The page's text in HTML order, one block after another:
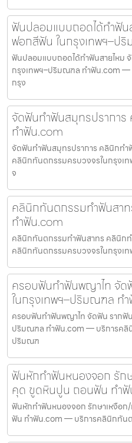
ฟันปลอมแบบถอดได้ทำฟัน
ฟอกสีฟัน ในกรุงเทพฯ–ป
ฟันปลอมแบบถอดได้ทำฟันสายไหม
กรุงเทพฯ–ปริมณฑล ทำฟัน.com
กรุง
จัดฟันทำฟันสมุทรปรากา
ทำฟัน.com
จัดฟันทำฟันสมุทรปราการ คลินิกท
คลินิกทันตกรรมครบวงจรในกรุงเ
จ
คลินิกทันตกรรมทำฟันสา
ทำฟัน.com
คลินิกทันตกรรมทำฟันสาทร คลินิก
คลินิกทันตกรรมครบวงจรในกรุงเ
ครอบฟันทำฟันพญาไท จัด
ในกรุงเทพฯ–ปริมณฑล ท
ครอบฟันทำฟันพญาไท จัดฟัน รากฟั
ปริมณฑล ทำฟัน.com — บริการคลิ
ปริมณฑ
ฟันหักทำฟันหนองจอก รัก
คุด ขูดหินปูน ถอนฟัน ทำ
ฟันหักทำฟันหนองจอก รักษาเหงือ
ฟัน ทำฟัน.com — บริการคลินิกทัน